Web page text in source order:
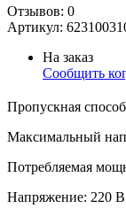
Отзывов: 0
Артикул:
На заказ
Сообщить
Пропускная
Максимальный
Потребляемая
Напряжение: 220 В